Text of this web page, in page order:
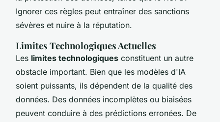
Ignorer ces règles peut entraîner des sanctions
sévères et nuire à la réputation.
Limites Technologiques Actuelles
Les limites technologiques constituent un autre
obstacle important. Bien que les modèles d'IA
soient puissants, ils dépendent de la qualité des
données. Des données incomplètes ou biaisées
peuvent conduire à des prédictions erronées. De